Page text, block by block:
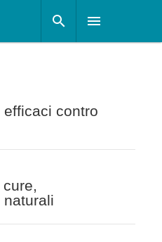
contro
naturali